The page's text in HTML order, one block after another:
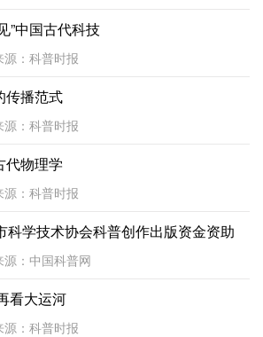
”中国古代科技
源：科普时报
传播范式
源：科普时报
代物理学
源：科普时报
科学技术协会科普创作出版资金资助
源：中国科普网
看大运河
源：科普时报